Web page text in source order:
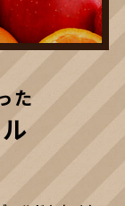
た